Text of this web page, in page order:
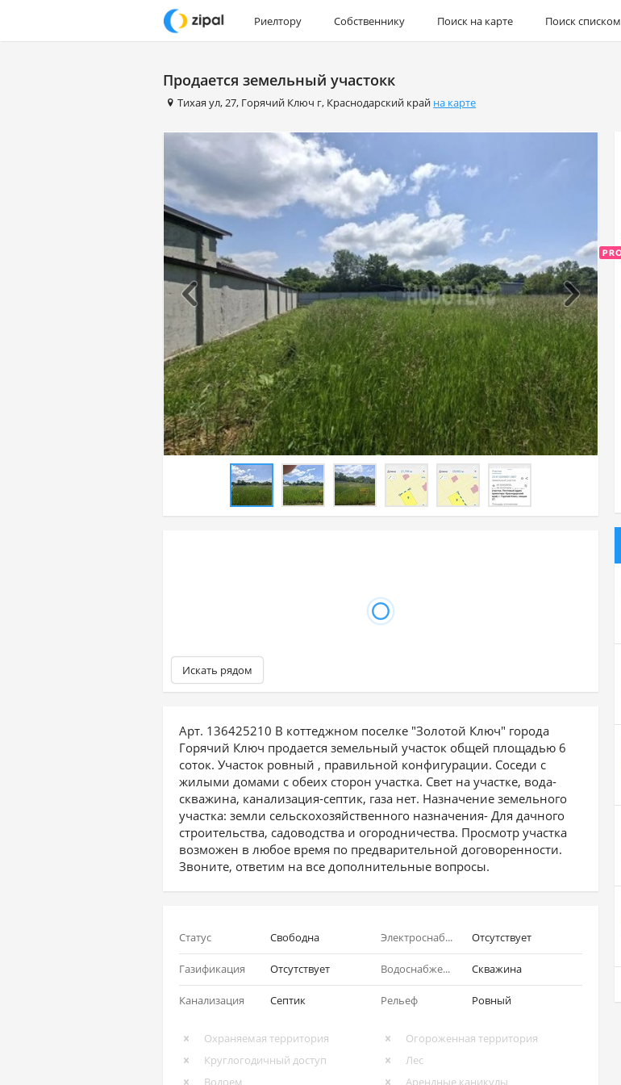
Риелтору Собственнику Поиск на карте Поиск списком
Продается земельный участокк
Тихая ул,27, Горячий Ключ г, Краснодарский край на карте
Искать рядом
Арт. 136425210 В коттеджном поселке "Золотой Ключ" города
Горячий Ключ продается земельный участок общей площадью 6
соток. Участок ровный , правильной конфигурации. Соседи с
жилыми домами с обеих сторон участка. Свет на участке, вода-
скважина, канализация-септик, газа нет. Назначение земельного
участка: земли сельскохозяйственного назначения- Для дачного
строительства, садоводства и огородничества. Просмотр участка
возможен в любое время по предварительной договоренности.
Звоните, ответим на все дополнительные вопросы.
Статус Свободна Электроснабжение Отсутствует
Газификация Отсутствует Водоснабжение Скважина
Канализация Септик Рельеф Ровный
Охраняемая территория
Огороженная территория
Круглогодичный доступ
Лес
Водоем
Арендные каникулы